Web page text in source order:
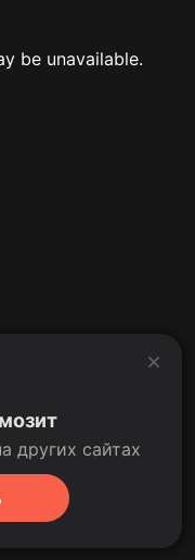
be unavailable.
других сайтах